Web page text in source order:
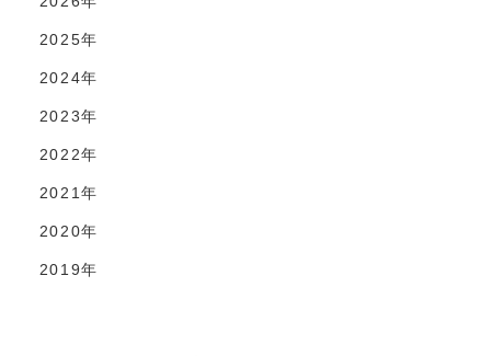
2025年
2024年
2023年
2022年
2021年
2020年
2019年